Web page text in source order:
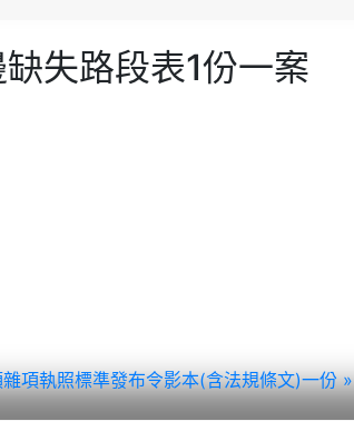
失路段表1份一案
項執照標準發布令影本(含法規條文)一份 »